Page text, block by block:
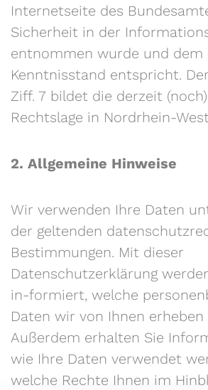
Internetseite des
Sicherheit in der
entnommen wurde und dem
Kenntnisstand entspricht.
Ziff. 7 bildet die derzeit
Rechtslage in Nordrhein-
2. Allgemeine Hinweise
Wir verwenden Ihre Daten
der geltenden
Bestimmungen. Mit dieser
Datenschutzerklärung
in-formiert, welche
Daten wir von Ihnen
Außerdem erhalten Sie
wie Ihre Daten verwendet
welche Rechte Ihnen im